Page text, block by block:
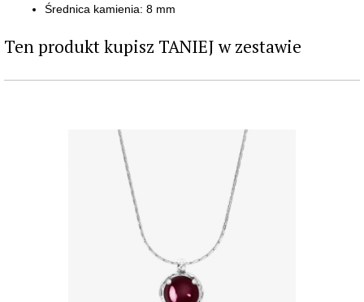
Średnica kamienia: 8 mm
Ten produkt kupisz TANIEJ w zestawie